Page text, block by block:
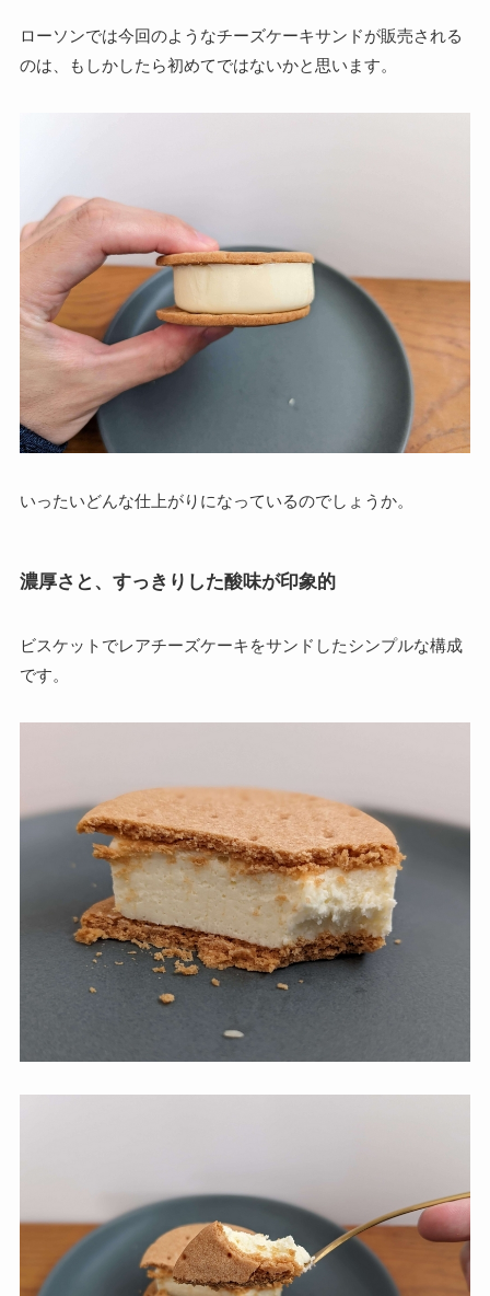
ローソンでは今回のようなチーズケーキサンドが販売される
のは、もしかしたら初めてではないかと思います。
いったいどんな仕上がりになっているのでしょうか。
濃厚さと、すっきりした酸味が印象的
ビスケットでレアチーズケーキをサンドしたシンプルな構成
です。